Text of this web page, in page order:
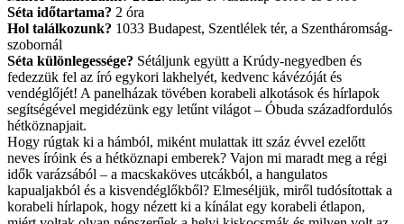
Séta időtartama? 2 óra
Hol találkozunk? 1033 Budapest, Szentlélek tér, a Szentháromság-
szobornál
Séta különlegessége? Sétáljunk együtt a Krúdy-negyedben és
fedezzük fel az író egykori lakhelyét, kedvenc kávézóját és
vendéglőjét! A panelházak tövében korabeli alkotások és hírlapok
segítségével megidézünk egy letűnt világot – Óbuda századfordulós
hétköznapjait.
Hogy rúgtak ki a hámból, miként mulattak itt száz évvel ezelőtt
neves íróink és a hétköznapi emberek? Vajon mi maradt meg a régi
idők varázsából – a macskaköves utcákból, a hangulatos
kapualjakból és a kisvendéglőkből? Elmeséljük, miről tudósítottak a
korabeli hírlapok, hogy nézett ki a kínálat egy korabeli étlapon,